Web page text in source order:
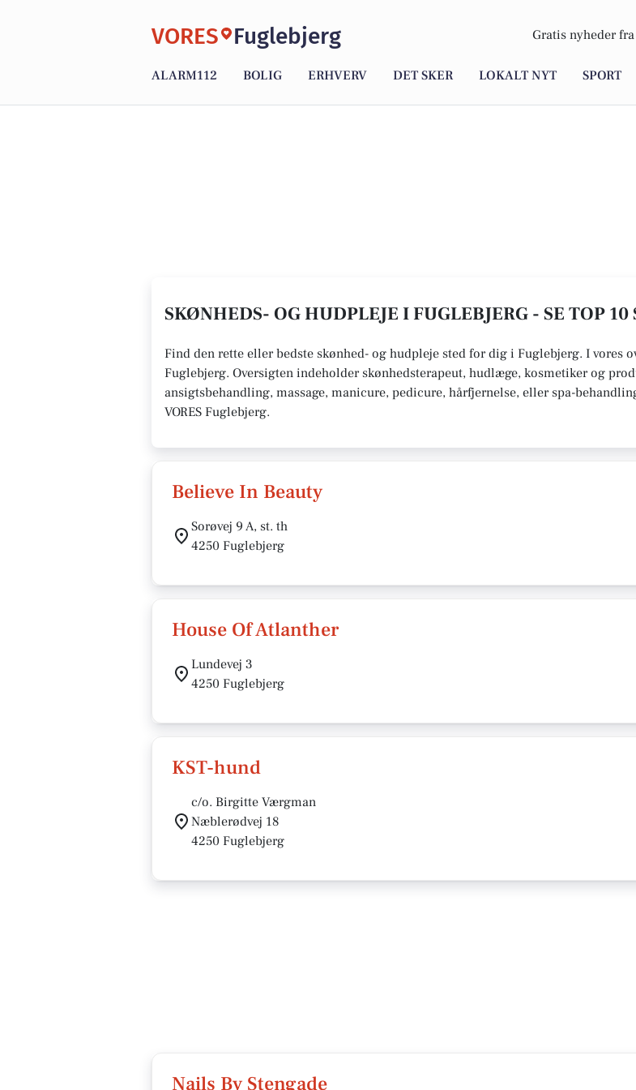
VORES Fuglebjerg Gratis nyheder fra
ALARM112 BOLIG ERHVERV DET SKER LOKALT NYT SPORT
SKØNHEDS- OG HUDPLEJE I FUGLEBJERG - SE TOP
Find den rette eller bedste skønhed- og hudpleje sted for dig i Fuglebjerg. I vores
Fuglebjerg. Oversigten indeholder skønhedsterapeut, hudlæge, kosmetiker og
ansigtsbehandling, massage, manicure, pedicure, hårfjernelse, eller spa-
VORES Fuglebjerg.
Believe In Beauty
Sorøvej 9 A, st. th
4250 Fuglebjerg
House Of Atlanther
Lundevej 3
4250 Fuglebjerg
KST-hund
c/o. Birgitte Værgman
Næblerødvej 18
4250 Fuglebjerg
Nails By Stengade